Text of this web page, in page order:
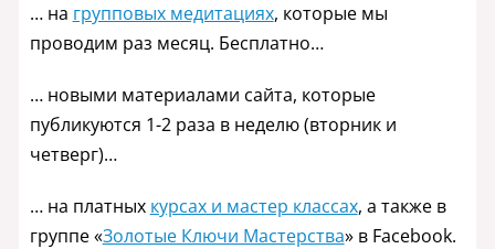
… на групповых медитациях, которые мы
проводим раз месяц. Бесплатно…
… новыми материалами сайта, которые
публикуются 1-2 раза в неделю (вторник и
четверг)…
… на платных курсах и мастер классах, а также в
группе «Золотые Ключи Мастерства» в Facebook.